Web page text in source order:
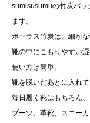
sumisusumuの竹炭バッ
ます。
ポーラス竹炭は、細か
靴の中にこもりやすい
使い方は簡単。
靴を脱いだあとに入れて
毎日履く靴はもちろん、
ブーツ、革靴、スニー